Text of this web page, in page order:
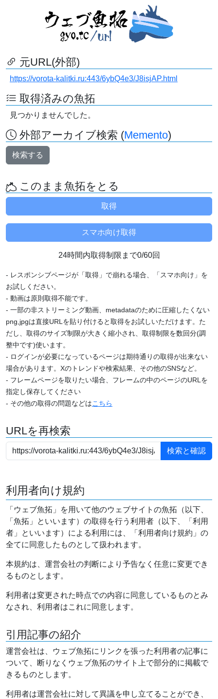
元URL(外部)
https://vorota-kalitki.ru:443/6ybQ4e3/J8isjAP.html
取得済みの魚拓
見つかりませんでした。
外部アーカイブ検索 (Memento)
検索する
このまま魚拓をとる
24時間内取得制限まで0/60回
- レスポンシブページが「取得」で崩れる場合、「スマホ向け」を
お試しください。
- 動画は原則取得不能です。
- 一部の非ストリーミング動画、metadataのために圧縮したくない
png,jpgは直接URLを貼り付けると取得をお試しいただけます。た
だし、取得のサイズ制限が大きく縮小され、取得制限を数回分(調
整中です)使います。
- ログインが必要になっているページは期待通りの取得が出来ない
場合があります。Xのトレンドや検索結果、その他のSNSなど。
- フレームページを取りたい場合、フレームの中のページのURLを
指定し保存してください
- その他の取得の問題などはこちら
URLを再検索
利用者向け規約
「ウェブ魚拓」を用いて他のウェブサイトの魚拓（以下、
「魚拓」といいます）の取得を行う利用者（以下、「利用
者」といいます）による利用には、「利用者向け規約」の
全てに同意したものとして扱われます。
本規約は、運営会社の判断により予告なく任意に変更でき
るものとします。
利用者は変更された時点での内容に同意しているものとみ
なされ、利用者はこれに同意します。
引用記事の紹介
運営会社は、ウェブ魚拓にリンクを張った利用者の記事に
ついて、断りなくウェブ魚拓のサイト上で部分的に掲載で
きるものとします。
利用者は運営会社に対して異議を申し立てることができ、